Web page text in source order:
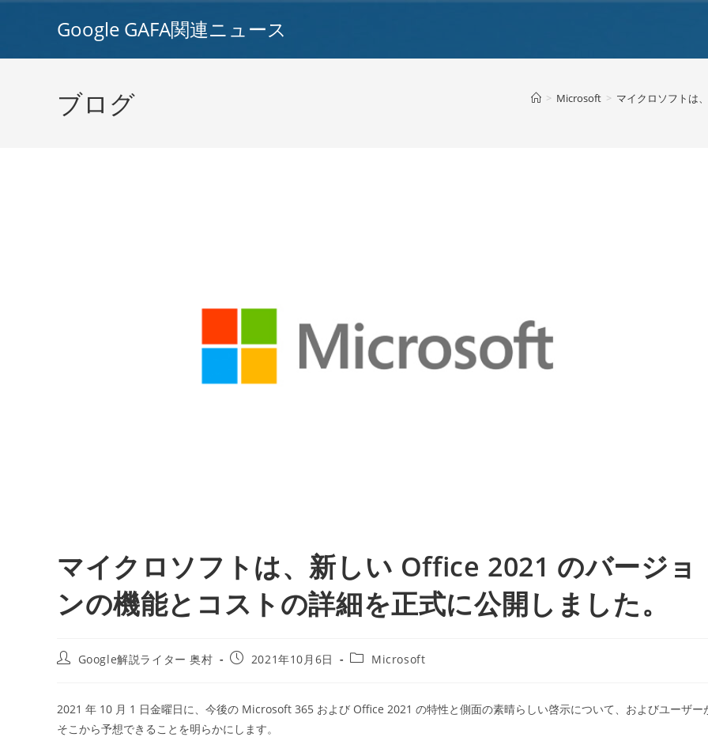
Google GAFA関連ニュース
ブログ > Microsoft > マイクロソフトは
マイクロソフトは、新しい Office 2021 のバージョ
ンの機能とコストの詳細を正式に公開しました。
投
Google解説ライター 奥村
投
開
日:
2021年10月6日
投
テ
ゴ
Microsoft
2021 年 10 月 1 日金曜日に、今後の Microsoft 365 および Office 2021 の特性と側面の素晴らしい啓示について、およびユーザー
そこから予想できることを明らかにします。